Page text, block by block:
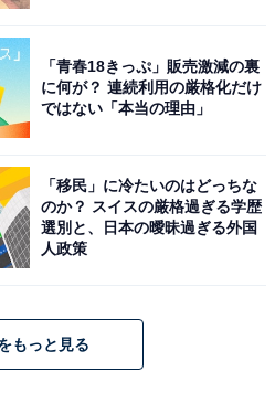
「青春18きっぷ」販売激減の裏
に何が？ 連続利用の厳格化だけ
ではない「本当の理由」
「移民」に冷たいのはどっちな
のか？ スイスの厳格過ぎる学歴
選別と、日本の曖昧過ぎる外国
人政策
もっと見る